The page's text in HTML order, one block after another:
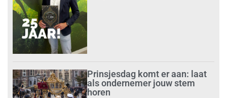
Prinsjesdag komt er aan: laat
als ondernemer jouw stem
horen